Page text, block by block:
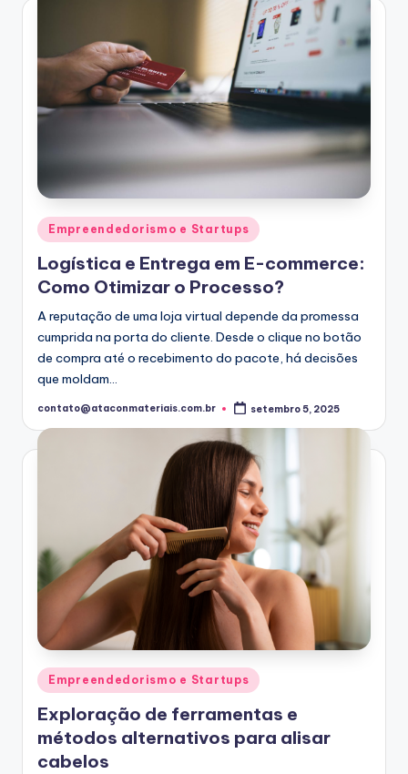
Posted
in
Empreendedorismo e Startups
Logística e Entrega em E-commerce:
Como Otimizar o Processo?
A reputação de uma loja virtual depende da promessa
cumprida na porta do cliente. Desde o clique no botão
de compra até o recebimento do pacote, há decisões
que moldam…
Posted
contato@ataconmateriais.com.br setembro 5, 2025
Posted
in
Empreendedorismo e Startups
Exploração de ferramentas e
métodos alternativos para alisar
cabelos